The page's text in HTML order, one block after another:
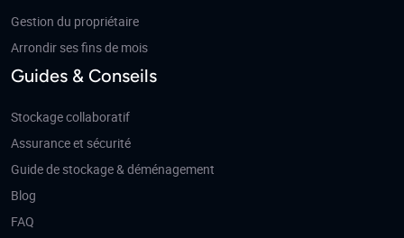
Gestion du propriétaire
Arrondir ses fins de mois
Guides & Conseils
Stockage collaboratif
Assurance et sécurité
Guide de stockage & déménagement
Blog
FAQ